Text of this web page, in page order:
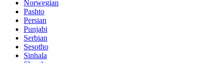
Norwegian
Pashto
Persian
Punjabi
Serbian
Sesotho
Sinhala